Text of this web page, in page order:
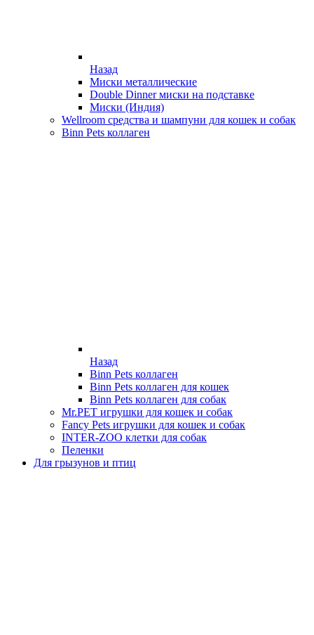
Назад
Миски металлические
Double Dinner миски на подставке
Миски (Индия)
Wellroom средства и шампуни для кошек и собак
Binn Pets коллаген
Назад
Binn Pets коллаген
Binn Pets коллаген для кошек
Binn Pets коллаген для собак
Mr.PET игрушки для кошек и собак
Fancy Pets игрушки для кошек и собак
INTER-ZOO клетки для собак
Пеленки
Для грызунов и птиц